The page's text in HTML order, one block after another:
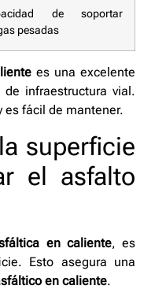
de soportar
pesadas
es una excelente
infraestructura vial.
es fácil de mantener.
superficie
el asfalto
en caliente, es
Esto asegura una
en caliente.